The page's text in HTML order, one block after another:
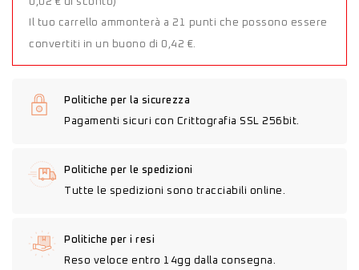
Il tuo carrello ammonterà a 21 punti che possono essere
convertiti in un buono di 0,42 €.
Politiche per la sicurezza
Pagamenti sicuri con Crittografia SSL 256bit.
Politiche per le spedizioni
Tutte le spedizioni sono tracciabili online.
Politiche per i resi
Reso veloce entro 14gg dalla consegna.